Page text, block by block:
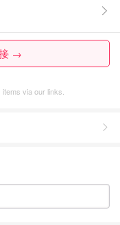
→
via our links.